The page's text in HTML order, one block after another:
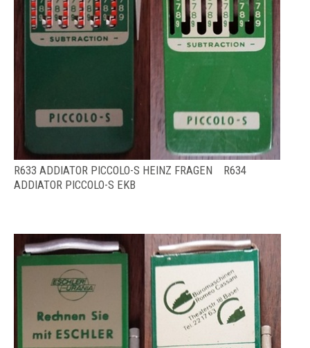
R633 ADDIATOR PICCOLO-S HEINZ FRAGEN R634
ADDIATOR PICCOLO-S EKB